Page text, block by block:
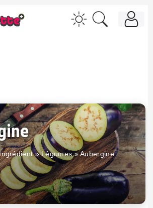
»Légumes»Aubergine